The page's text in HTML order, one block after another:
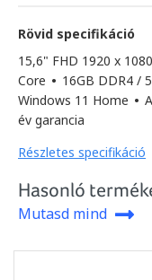
Rövid specifikáció
15,6" FHD 1920 x
Core • 16GB DDR4 /
Windows 11 Home •
év garancia
Részletes specifikáció
Hasonló
Mutasd mind